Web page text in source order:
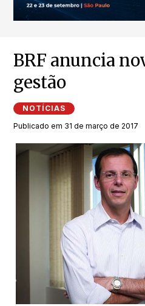
BRF anuncia
gestão
NOTÍCIAS
Publicado em 31 de março de 2017